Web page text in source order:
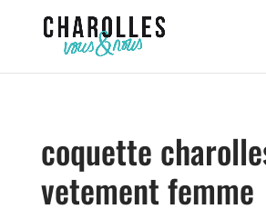
coquette
vetement femme